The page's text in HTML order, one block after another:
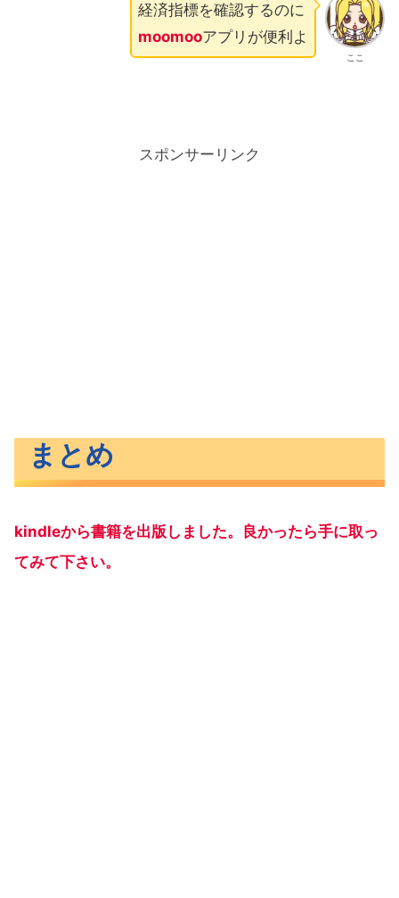
ここ
経済指標を確認するのに
moomooアプリが便利よ
スポンサーリンク
まとめ
kindleから書籍を出版しました。良かったら手に取っ
てみて下さい。